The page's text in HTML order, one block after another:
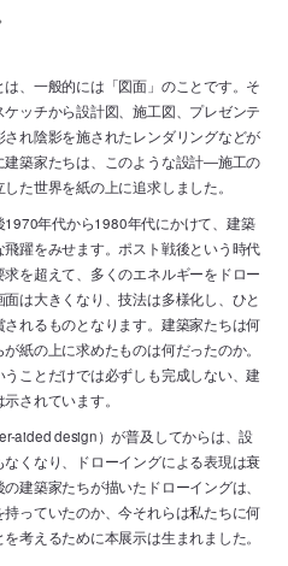
、一般的には「図面」のことです。そ
ッチから設計図、施工図、プレゼンテ
れ陰影を施されたレンダリングなどが
建築家たちは、このような設計―施工の
た世界を紙の上に追求しました。
年代から1980年代にかけて、建築
飛躍をみせます。ポスト戦後という時代
を超えて、多くのエネルギーをドロー
は大きくなり、技法は多様化し、ひと
れるものとなります。建築家たちは何
紙の上に求めたものは何だったのか。
ことだけでは必ずしも完成しない、建
されています。
aided design）が普及してからは、設
くなり、ドローイングによる表現は衰
建築家たちが描いたドローイングは、
っていたのか、今それらは私たちに何
考えるために本展示は生まれました。